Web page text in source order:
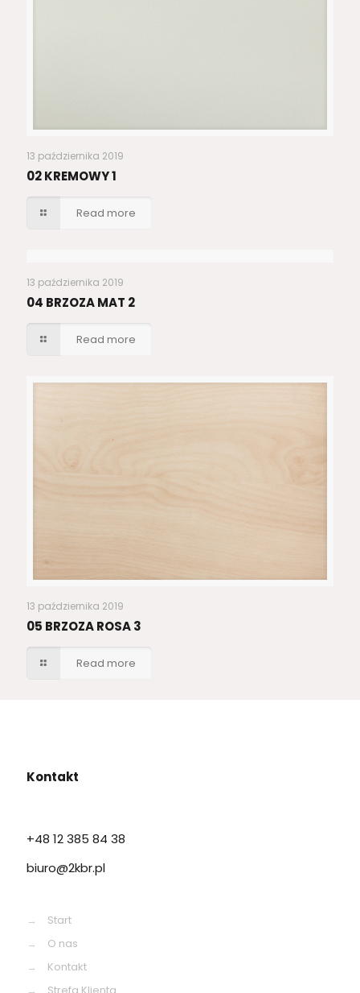
13 października 2019
02 KREMOWY 1
Read more
13 października 2019
04 BRZOZA MAT 2
Read more
13 października 2019
05 BRZOZA ROSA 3
Read more
Kontakt
+48 12 385 84 38
biuro@2kbr.pl
→
Start
→
O nas
→
Kontakt